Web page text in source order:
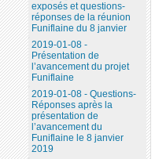
exposés et questions-
réponses de la réunion
Funiflaine du 8 janvier
2019-01-08 -
Présentation de
l’avancement du projet
Funiflaine
2019-01-08 - Questions-
Réponses après la
présentation de
l’avancement du
Funiflaine le 8 janvier
2019